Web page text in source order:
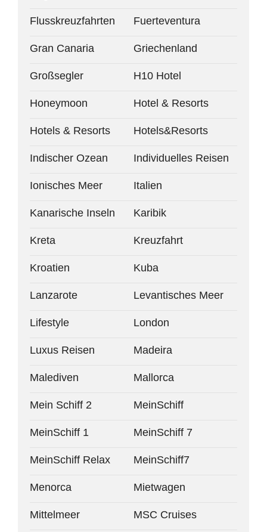
Flusskreuzfahrten Fuerteventura
Gran Canaria Griechenland
Großsegler H10 Hotel
Honeymoon Hotel & Resorts
Hotels & Resorts Hotels&Resorts
Indischer Ozean Individuelles Reisen
Ionisches Meer Italien
Kanarische Inseln Karibik
Kreta Kreuzfahrt
Kroatien Kuba
Lanzarote Levantisches Meer
Lifestyle London
Luxus Reisen Madeira
Malediven Mallorca
Mein Schiff 2 MeinSchiff
MeinSchiff 1 MeinSchiff 7
MeinSchiff Relax MeinSchiff7
Menorca Mietwagen
Mittelmeer MSC Cruises